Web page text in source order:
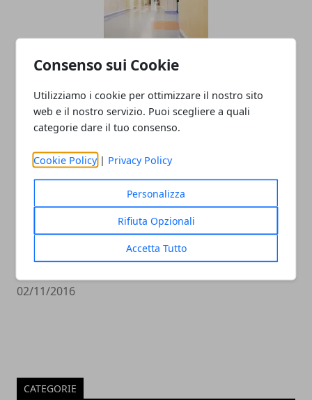
Consenso sui Cookie
Utilizziamo i cookie per ottimizzare il nostro sito
web e il nostro servizio. Puoi scegliere a quali
categorie dare il tuo consenso.
Cookie Policy | Privacy Policy
Personalizza
Rifiuta Opzionali
Accetta Tutto
Edilizia sanitaria, novità dalla
Lombardia alla Calabria
23/04/2018
Posa di pavimenti in legno
02/11/2016
CATEGORIE